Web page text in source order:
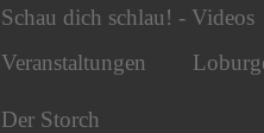
Schau dich schlau! - Videos
Veranstaltungen
Der Storch